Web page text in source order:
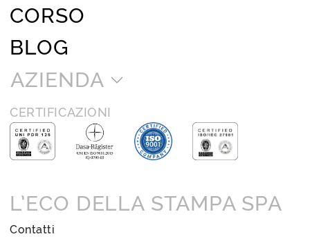
CORSO
BLOG
AZIENDA
CERTIFICAZIONI
L’ECO DELLA STAMPA SPA
Contatti